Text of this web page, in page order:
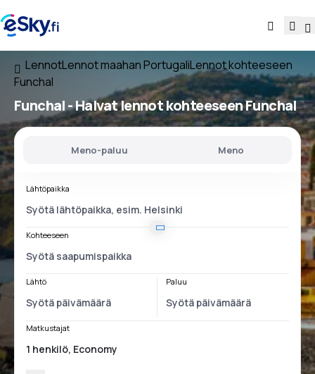
LennotLennot maahan PortugaliLennot kohteeseen
Funchal
Funchal - Halvat lennot kohteeseen Funchal
Meno-paluu Meno
Lähtöpaikka
Kohteeseen
Lähtö Paluu
Matkustajat